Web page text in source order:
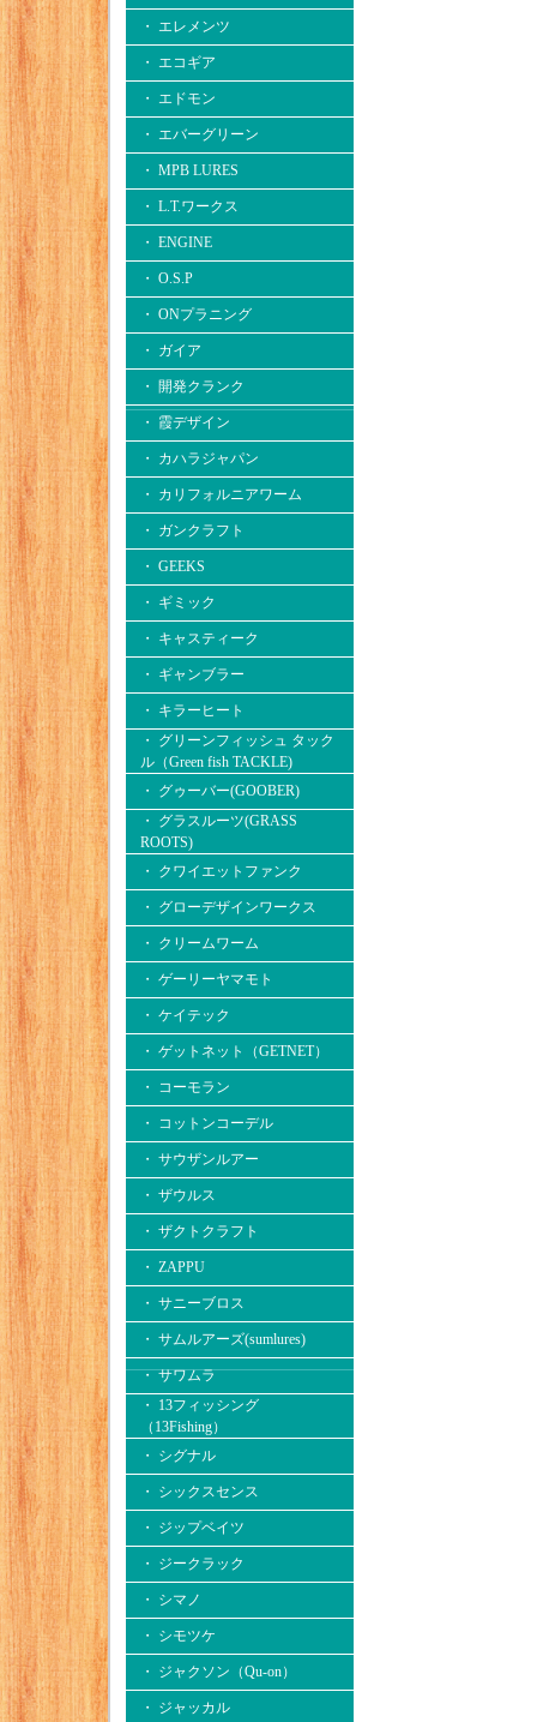
・ エレメンツ
・ エコギア
・ エドモン
・ エバーグリーン
・ MPB LURES
・ L.T.ワークス
・ ENGINE
・ O.S.P
・ ONプラニング
・ ガイア
・ 開発クランク
・ 霞デザイン
・ カハラジャパン
・ カリフォルニアワーム
・ ガンクラフト
・ GEEKS
・ ギミック
・ キャスティーク
・ ギャンブラー
・ キラーヒート
・ グリーンフィッシュ タック
ル（Green fish TACKLE)
・ グゥーバー(GOOBER)
・ グラスルーツ(GRASS
ROOTS)
・ クワイエットファンク
・ グローデザインワークス
・ クリームワーム
・ ゲーリーヤマモト
・ ケイテック
・ ゲットネット（GETNET）
・ コーモラン
・ コットンコーデル
・ サウザンルアー
・ ザウルス
・ ザクトクラフト
・ ZAPPU
・ サニーブロス
・ サムルアーズ(sumlures)
・ サワムラ
・ 13フィッシング
（13Fishing）
・ シグナル
・ シックスセンス
・ ジップベイツ
・ ジークラック
・ シマノ
・ シモツケ
・ ジャクソン（Qu-on）
・ ジャッカル